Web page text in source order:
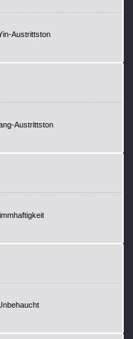
Austrittston
Austrittston